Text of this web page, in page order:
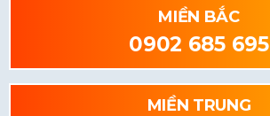
MIỀN BẮC
0902 685 695
MIỀN TRUNG